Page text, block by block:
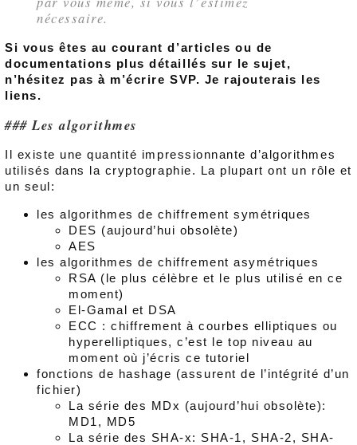
nécessaire.
Si vous êtes au courant d’articles ou de
documentations plus détaillés sur le sujet,
n’hésitez pas à m’écrire SVP. Je rajouterais les
liens.
Les algorithmes
Il existe une quantité impressionnante d’algorithmes
utilisés dans la cryptographie. La plupart ont un rôle et
un seul:
les algorithmes de chiffrement symétriques
DES (aujourd’hui obsolète)
AES
les algorithmes de chiffrement asymétriques
RSA (le plus célèbre et le plus utilisé en ce
moment)
El-Gamal et DSA
ECC : chiffrement à courbes elliptiques ou
hyperelliptiques, c’est le top niveau au
moment où j’écris ce tutoriel
fonctions de hashage (assurent de l’intégrité d’un
fichier)
La série des MDx (aujourd’hui obsolète):
MD1, MD5
La série des SHA-x: SHA-1, SHA-2, SHA-